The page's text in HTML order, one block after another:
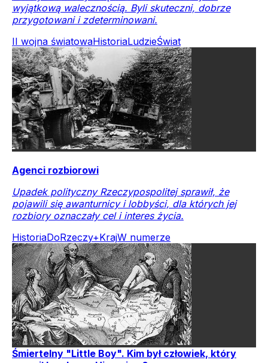
wyjątkową walecznością. Byli skuteczni, dobrze
przygotowani i zdeterminowani.
II wojna światowaHistoriaLudzieŚwiat
Agenci rozbiorowi
Upadek polityczny Rzeczypospolitej sprawił, że
pojawili się awanturnicy i lobbyści, dla których jej
rozbiory oznaczały cel i interes życia.
HistoriaDoRzeczy+KrajW numerze
Śmiertelny "Little Boy". Kim był człowiek, który